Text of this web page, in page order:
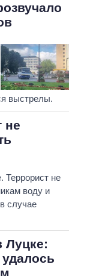
выстрелы.
не
Террорист не
воду и
случае
Луцке: